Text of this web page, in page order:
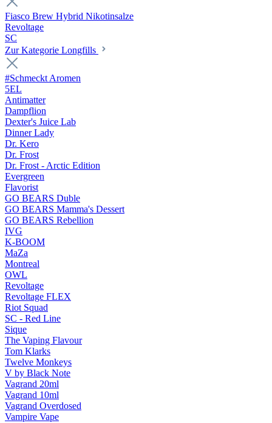
Fiasco Brew Hybrid Nikotinsalze
Revoltage
SC
Zur Kategorie Longfills
#Schmeckt Aromen
5EL
Antimatter
Dampflion
Dexter's Juice Lab
Dinner Lady
Dr. Kero
Dr. Frost
Dr. Frost - Arctic Edition
Evergreen
Flavorist
GO BEARS Duble
GO BEARS Mamma's Dessert
GO BEARS Rebellion
IVG
K-BOOM
MaZa
Montreal
OWL
Revoltage
Revoltage FLEX
Riot Squad
SC - Red Line
Sique
The Vaping Flavour
Tom Klarks
Twelve Monkeys
V by Black Note
Vagrand 20ml
Vagrand 10ml
Vagrand Overdosed
Vampire Vape